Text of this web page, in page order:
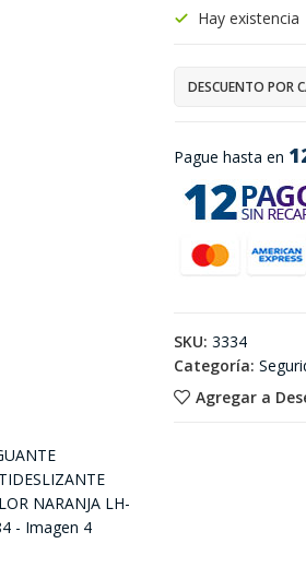
Pague hasta en
Hay existencia
DESCUENTO
Agregar a
SKU: 3334
Categoría: